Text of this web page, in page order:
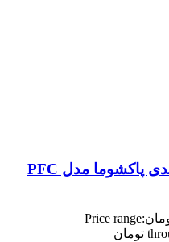
ماشین لباسشویی 8 کیلویی کندی پاکشوما مدل PFC
Price range: